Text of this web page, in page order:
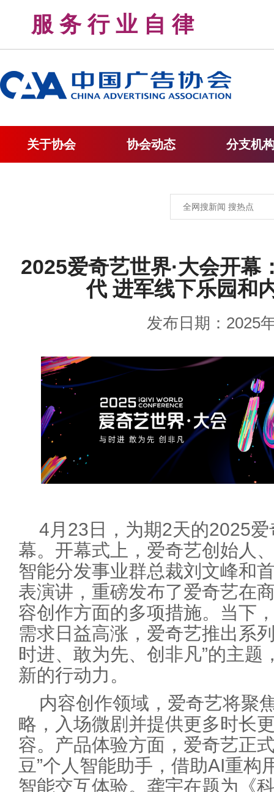
服 务 行 业 自 律
关于协会 协会动态 分支机
2025爱奇艺世界·大会开幕
代 进军线下乐园和
发布日期：2025
4月23日，为期2天的2025
幕。开幕式上，爱奇艺创始人
智能分发事业群总裁刘文峰和
表演讲，重磅发布了爱奇艺在
容创作方面的多项措施。当下
需求日益高涨，爱奇艺推出系
时进、敢为先、创非凡”的主题
新的行动力。
内容创作领域，爱奇艺将聚
略，入场微剧并提供更多时长
容。产品体验方面，爱奇艺正
豆”个人智能助手，借助AI重构
智能交互体验。龚宇在题为《